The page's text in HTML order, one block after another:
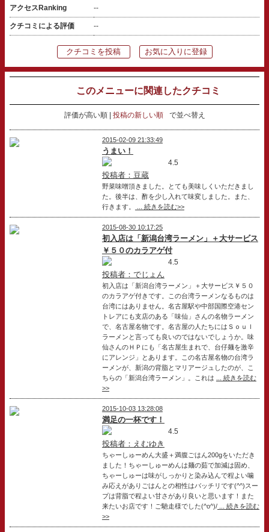
アクセスRanking --
クチコミによる評価 --
クチコミを投稿 お気に入りに登録
このメニューに関連したクチコミ
評価が高い順 投稿の新しい順 で並べ替え
2015-02-09 21:33:49
うまい！
4.5
投稿者：豆蔵
野菜味噌頂きました。とても美味しくいただきまし
た。後半は、酢を少し入れて味変しました。また、
行きます。
... 続きを読む>>
2015-08-30 10:17:25
初入店は「新潟台湾ラーメン」＋大サービス
￥５０のカラアゲ付
4.5
投稿者：でじょん
初入店は「新潟台湾ラーメン」＋大サービス￥５０
のカラアゲ付きです。この台湾ラーメンなるものは
台湾にはありません。名古屋駅や中部国際空港セン
トレアにも支店のある「味仙」さんの名物ラーメン
で、名古屋名物です。名古屋の人たちにはＳｏｕｌ
ラーメンと言っても良いのではないでしょうか。味
仙さんのＨＰにも「名古屋生まれで、台仔麺を激辛
にアレンジ」とあります。この名古屋名物の台湾ラ
ーメンが、新潟の背脂とマリアージュしたのが、こ
ちらの「新潟台湾ラーメン」。これは
... 続きを読む
>>
2015-10-03 13:28:08
満足の一杯です！
4.5
投稿者：えむゆき
ちゃーしゅーめん大盛＋満腹ごはん200gをいただき
ました！ちゃーしゅーめんは麺の茹で加減は固め、
ちゃーしゅーは味がしっかりと染み込んで程よい噛
み応えがありごはんとの相性はバッチリです(^^)スー
プは背脂で程よい甘さがあり良いと思います！また
来たいお店です！ご馳走様でした(^o^)/... 続きを読む
>>